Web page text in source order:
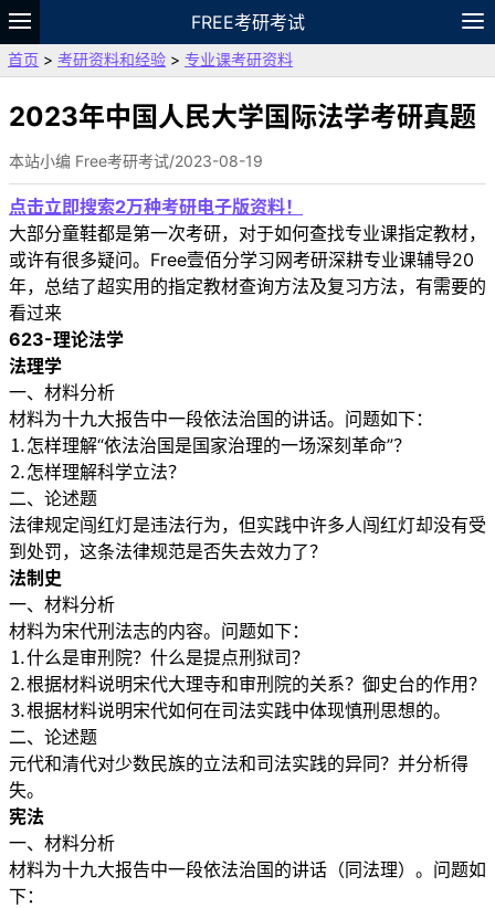
FREE考研考试
题库
故事 专题 APP
VIP
资料
首页 > 考研资料和经验 > 专业课考研资料
2023年中国人民大学国际法学考研真题
本站小编 Free考研考试/2023-08-19
点击立即搜索2万种考研电子版资料！
大部分童鞋都是第一次考研，对于如何查找专业课指定教材，
或许有很多疑问。Free壹佰分学习网考研深耕专业课辅导20
年，总结了超实用的指定教材查询方法及复习方法，有需要的
看过来
623-理论法学
法理学
一、材料分析
材料为十九大报告中一段依法治国的讲话。问题如下：
⒈怎样理解“依法治国是国家治理的一场深刻革命”？
⒉怎样理解科学立法？
二、论述题
法律规定闯红灯是违法行为，但实践中许多人闯红灯却没有受
到处罚，这条法律规范是否失去效力了？
法制史
一、材料分析
材料为宋代刑法志的内容。问题如下：
⒈什么是审刑院？什么是提点刑狱司？
⒉根据材料说明宋代大理寺和审刑院的关系？御史台的作用？
⒊根据材料说明宋代如何在司法实践中体现慎刑思想的。
二、论述题
元代和清代对少数民族的立法和司法实践的异同？并分析得
失。
宪法
一、材料分析
材料为十九大报告中一段依法治国的讲话（同法理）。问题如
下：